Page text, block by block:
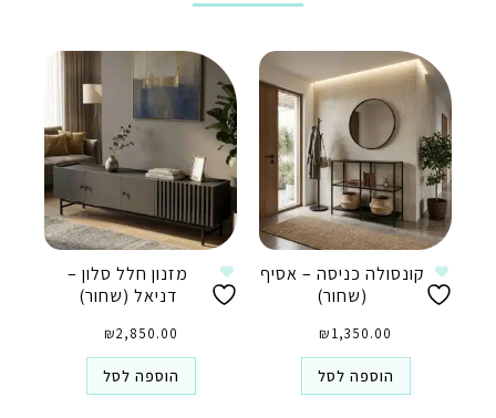
קונסולה כניסה – אסיף
(שחור)
₪1,350.00
הוספה לסל
מזנון חלל סלון –
דניאל (שחור)
₪2,850.00
הוספה לסל